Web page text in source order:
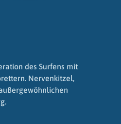
des Surfens mit
Nervenkitzel,